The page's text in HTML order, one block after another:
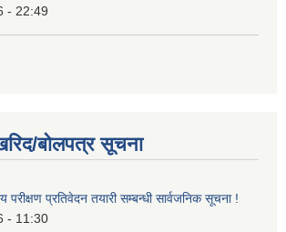
- 22:49
बोलपत्र सूचना
परीक्षण प्रतिवेदन तयारी सम्बन्धी सार्वजनिक सूचना !
- 11:30